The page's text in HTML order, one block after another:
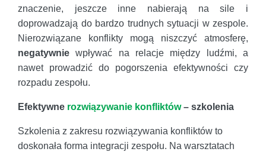
znaczenie, jeszcze inne nabierają na sile i
doprowadzają do bardzo trudnych sytuacji w zespole.
Nierozwiązane konflikty mogą niszczyć atmosferę,
negatywnie wpływać na relacje między ludźmi, a
nawet prowadzić do pogorszenia efektywności czy
rozpadu zespołu.
Efektywne rozwiązywanie konfliktów– szkolenia
Szkolenia z zakresu rozwiązywania konfliktów to
doskonała forma integracji zespołu. Na warsztatach